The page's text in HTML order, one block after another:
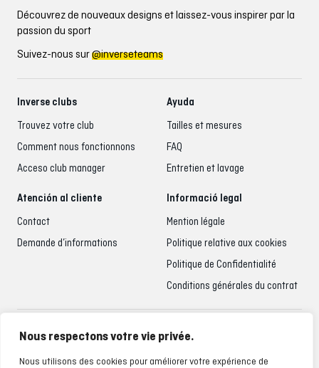
Nous respectons votre vie privée.
Nous utilisons des cookies pour améliorer votre expérience de
Découvrez de nouveaux designs et laissez-vous inspirer par la
passion du sport
Suivez-nous sur@inverseteams
Inverse clubs
Trouvez votre club
Comment nous fonctionnons
Acceso club manager
Ayuda
Tailles et mesures
FAQ
Entretien et lavage
Atención al cliente
Contact
Demande d’informations
Informació legal
Mention légale
Politique relative aux cookies
Politique de Confidentialité
Conditions générales du contrat
Accueil du client